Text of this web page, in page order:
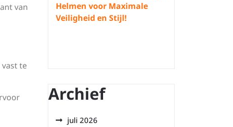
van
te
Helmen voor Maximale
Veiligheid en Stijl!
Archief
juli 2026